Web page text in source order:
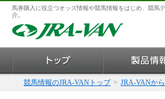
馬券購入に役立つオッズ情報や競馬情報をはじめ、競馬
介。
競馬情報のJRA-VANトップ > JRA-VANか